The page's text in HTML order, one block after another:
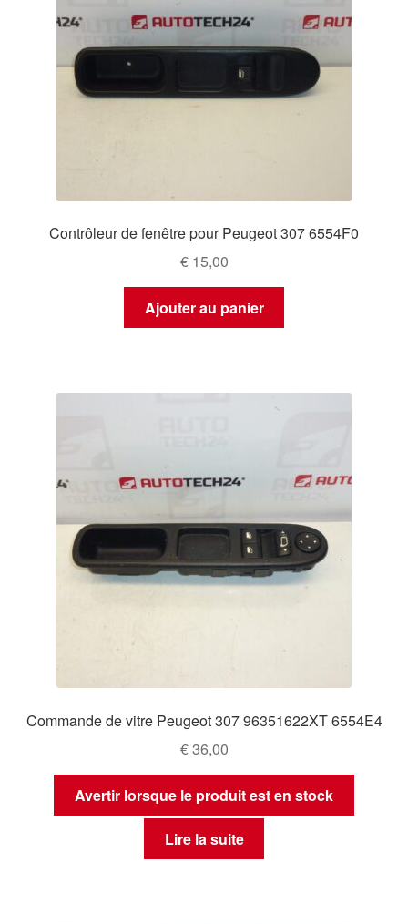
Contrôleur de fenêtre pour Peugeot 307 6554F0
€15,00
Ajouter au panier
Commande de vitre Peugeot 307 96351622XT 6554E4
€36,00
Avertir lorsque le produit est en stock
Lire la suite